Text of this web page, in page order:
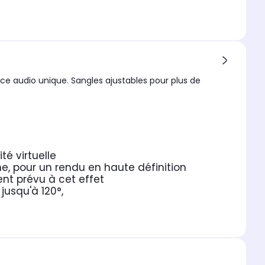
audio unique. Sangles ajustables pour plus de
virtuelle
pour un rendu en haute définition
prévu à cet effet
120°,